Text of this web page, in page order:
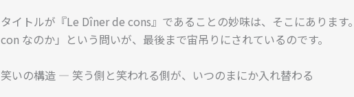
タイトルが『Le Dîner de cons』であることの妙味は、そこにあります
con なのか」という問いが、最後まで宙吊りにされているのです。
笑いの構造 ― 笑う側と笑われる側が、いつのまにか入れ替わる